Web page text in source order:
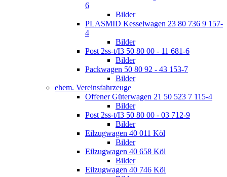
6
Bilder
PLASMID Kesselwagen 23 80 736 9 157-
4
Bilder
Post 2ss-t/I3 50 80 00 - 11 681-6
Bilder
Packwagen 50 80 92 - 43 153-7
Bilder
ehem. Vereinsfahrzeuge
Offener Güterwagen 21 50 523 7 115-4
Bilder
Post 2ss-t/I3 50 80 00 - 03 712-9
Bilder
Eilzugwagen 40 011 Köl
Bilder
Eilzugwagen 40 658 Köl
Bilder
Eilzugwagen 40 746 Köl